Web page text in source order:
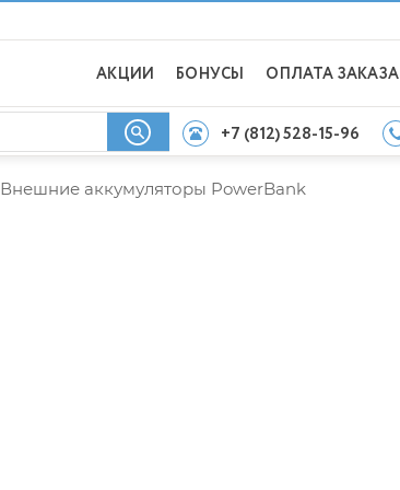
АКЦИИ БОНУСЫ ОПЛАТА ЗАКАЗА
+7 (812) 528-15-96
Внешние аккумуляторы PowerBank